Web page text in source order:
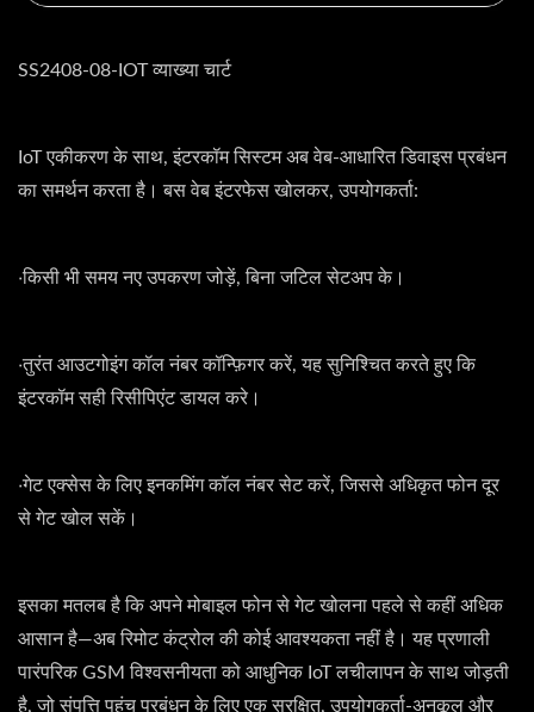
SS2408-08-IOT व्याख्या चार्ट
IoT एकीकरण के साथ, इंटरकॉम सिस्टम अब वेब-आधारित डिवाइस प्रबंधन
का समर्थन करता है। बस वेब इंटरफेस खोलकर, उपयोगकर्ता:
‧किसी भी समय नए उपकरण जोड़ें, बिना जटिल सेटअप के।
‧तुरंत आउटगोइंग कॉल नंबर कॉन्फ़िगर करें, यह सुनिश्चित करते हुए कि
इंटरकॉम सही रिसीपिएंट डायल करे।
‧गेट एक्सेस के लिए इनकमिंग कॉल नंबर सेट करें, जिससे अधिकृत फोन दूर
से गेट खोल सकें।
इसका मतलब है कि अपने मोबाइल फोन से गेट खोलना पहले से कहीं अधिक
आसान है—अब रिमोट कंट्रोल की कोई आवश्यकता नहीं है। यह प्रणाली
पारंपरिक GSM विश्वसनीयता को आधुनिक IoT लचीलापन के साथ जोड़ती
है, जो संपत्ति पहुंच प्रबंधन के लिए एक सुरक्षित, उपयोगकर्ता-अनुकूल और